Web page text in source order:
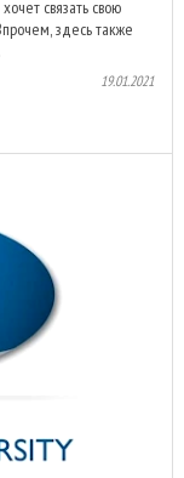
связать свою
здесь также
19.01.2021